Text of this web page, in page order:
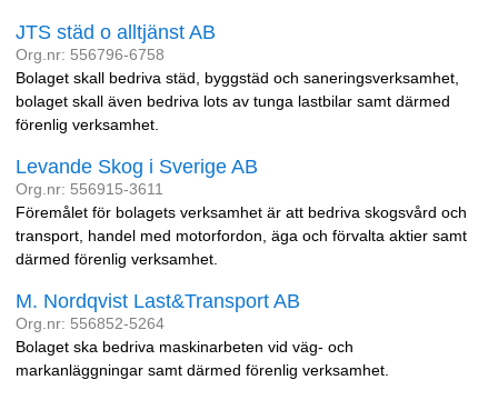
JTS städ o alltjänst AB
Org.nr: 556796-6758
Bolaget skall bedriva städ, byggstäd och saneringsverksamhet,
bolaget skall även bedriva lots av tunga lastbilar samt därmed
förenlig verksamhet.
Levande Skog i Sverige AB
Org.nr: 556915-3611
Föremålet för bolagets verksamhet är att bedriva skogsvård och
transport, handel med motorfordon, äga och förvalta aktier samt
därmed förenlig verksamhet.
M. Nordqvist Last&Transport AB
Org.nr: 556852-5264
Bolaget ska bedriva maskinarbeten vid väg- och
markanläggningar samt därmed förenlig verksamhet.